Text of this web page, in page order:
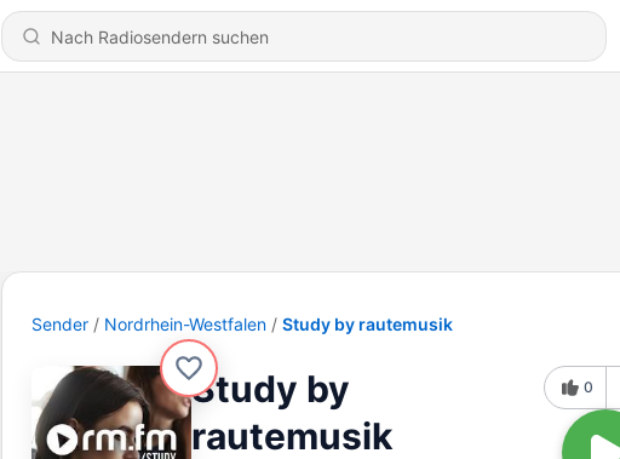
Sender Nordrhein-Westfalen Study by rautemusik
Study by
rautemusik
0